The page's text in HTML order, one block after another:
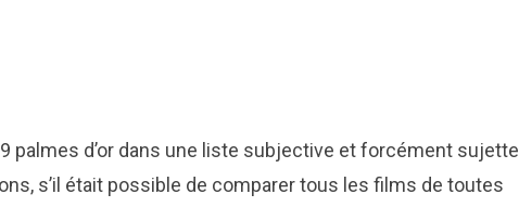
palmes d’or dans une liste subjective et forcément sujette
s’il était possible de comparer tous les films de toutes